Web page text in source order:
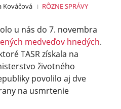
Kováčová RÔZNESPRÁVY
u nás do 7. novembra
medveďov hnedých.
TASR získala na
životného
povolilo aj dve
na usmrtenie